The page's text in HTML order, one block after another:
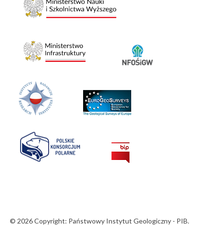
© 2026 Copyright: Państwowy Instytut Geologiczny - PIB.